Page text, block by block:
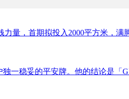
量，首期拟投入2000平方米，满
一稳妥的平安牌。他的结论是「